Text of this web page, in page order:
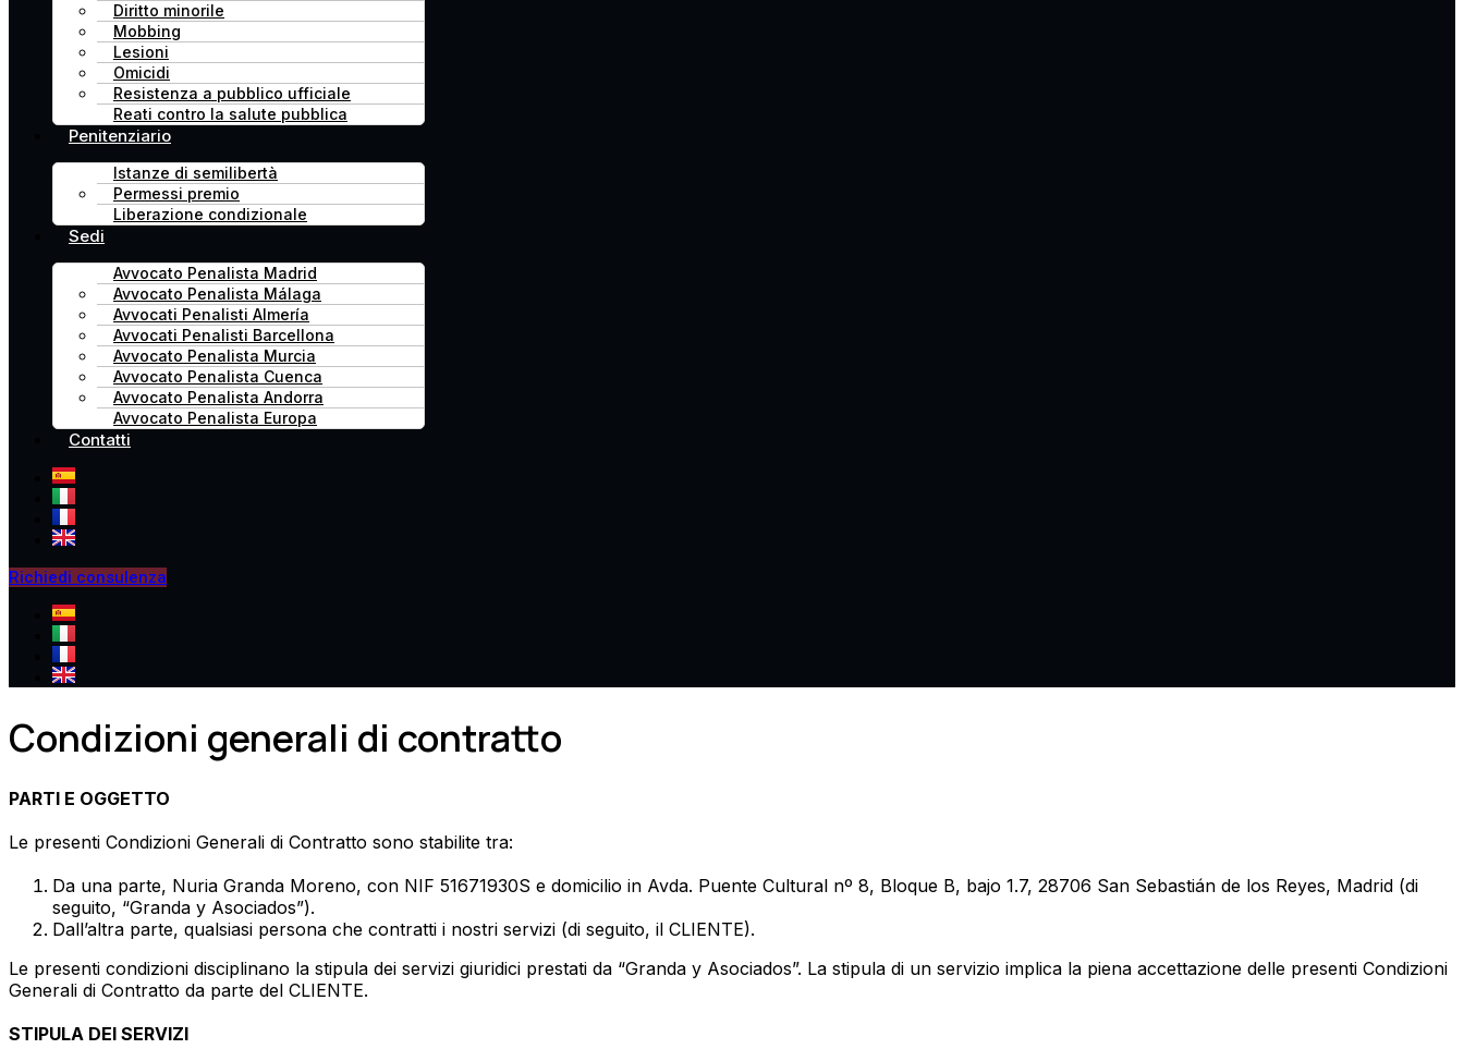
Diritto minorile
Mobbing
Lesioni
Omicidi
Resistenza a pubblico ufficiale
Reati contro la salute pubblica
Penitenziario
Istanze di semilibertà
Permessi premio
Liberazione condizionale
Sedi
Avvocato Penalista Madrid
Avvocato Penalista Málaga
Avvocati Penalisti Almería
Avvocati Penalisti Barcellona
Avvocato Penalista Murcia
Avvocato Penalista Cuenca
Avvocato Penalista Andorra
Avvocato Penalista Europa
Contatti
Richiedi consulenza
Condizioni generali di contratto
PARTI E OGGETTO
Le presenti Condizioni Generali di Contratto sono stabilite tra:
Da una parte, Nuria Granda Moreno, con NIF 51671930S e domicilio in Avda. Puente Cultural nº 8, Bloque B, bajo 1.7, 28706 San Sebastián de los Reyes, Madrid (di
seguito, “Granda y Asociados”).
Dall’altra parte, qualsiasi persona che contratti i nostri servizi (di seguito, il CLIENTE).
Le presenti condizioni disciplinano la stipula dei servizi giuridici prestati da “Granda y Asociados”. La stipula di un servizio implica la piena accettazione delle presenti Condizioni
Generali di Contratto da parte del CLIENTE.
STIPULA DEI SERVIZI